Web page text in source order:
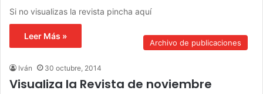
Si no visualizas la revista pincha aquí
Leer Más »
Archivo de publicaciones
Iván 30 octubre, 2014
Visualiza la Revista de noviembre